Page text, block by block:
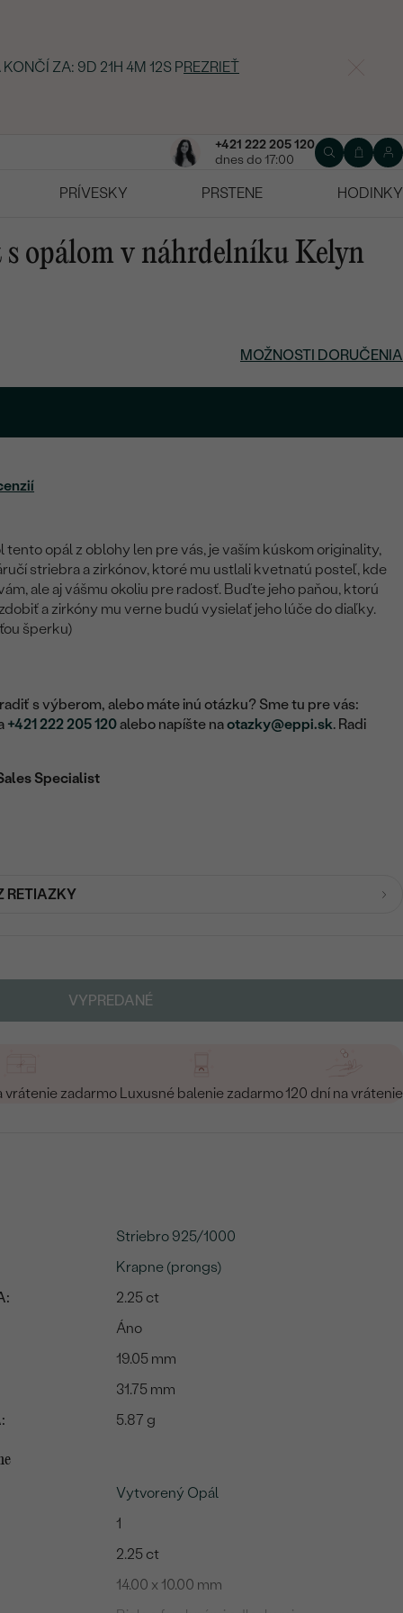
KONČÍ ZA:9D 21H 4M 11SPREZRIEŤ
+421 222 205 120
dnes do 17:00
PRÍVESKY PRSTENE
HODINKY
opálom v náhrdelníku Kelyn
MOŽNOSTI DORUČENIA
tento opál z oblohy len pre vás, je vaším kúskom originality,
striebra a zirkónov, ktoré mu ustlali kvetnatú posteľ, kde
ale aj vášmu okoliu pre radosť. Buďte jeho paňou, ktorú
a zirkóny mu verne budú vysielať jeho lúče do diaľky.
šperku)
s výberom, alebo máte inú otázku? Sme tu pre vás:
+421 222 205 120alebo napíšte naotazky@eppi.sk. Radi
Specialist
RETIAZKY
VYPREDANÉ
vrátenie zadarmo Luxusné balenie zadarmo120 dní na vrátenie
Striebro 925/1000
Krapne (prongs)
2.25 ct
Áno
19.05 mm
31.75 mm
5.87 g
Vytvorený Opál
1
2.25 ct
14.00 x 10.00 mm